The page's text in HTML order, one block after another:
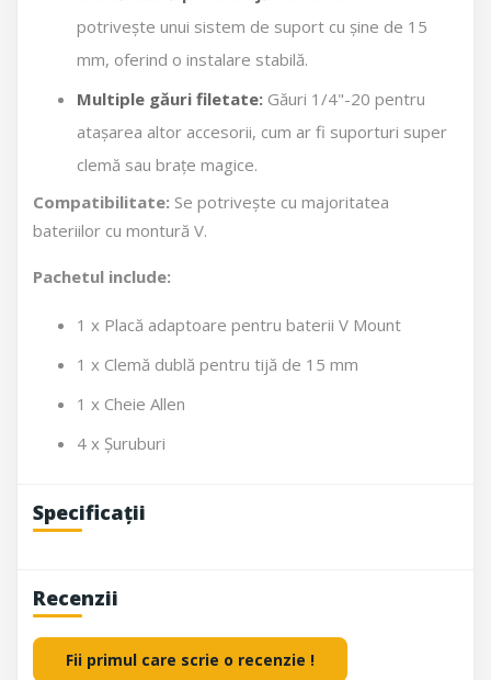
potrivește unui sistem de suport cu șine de 15
mm, oferind o instalare stabilă.
Multiple găuri filetate: Găuri 1/4"-20 pentru
atașarea altor accesorii, cum ar fi suporturi super
clemă sau brațe magice.
Compatibilitate: Se potrivește cu majoritatea
bateriilor cu montură V.
Pachetul include:
1 x Placă adaptoare pentru baterii V Mount
1 x Clemă dublă pentru tijă de 15 mm
1 x Cheie Allen
4 x Șuruburi
Specificații
Recenzii
Fii primul care scrie o recenzie !